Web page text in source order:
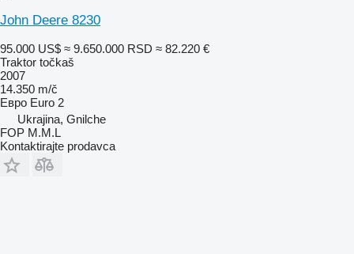
John Deere 8230
95.000 US$ ≈ 9.650.000 RSD ≈ 82.220 €
Traktor točkaš
2007
14.350 m/č
Евро Euro 2
Ukrajina, Gnilche
FOP M.M.L
Kontaktirajte prodavca